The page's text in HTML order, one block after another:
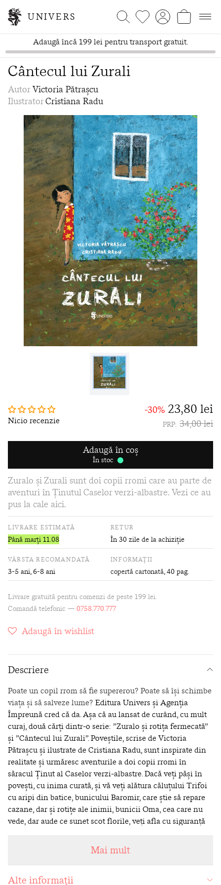
UNIVERS
Adaugă încă 199 lei pentru transport gratuit.
Cântecul lui Zurali
AutorVictoria Pătrașcu
IlustratorCristiana Radu
Nicio recenzie
-30% 23,80 lei
PRP: 34,00 lei
Adaugă în coș
În stoc
Zuralo și Zurali sunt doi copii rromi care au parte de
aventuri în Ținutul Caselor verzi-albastre. Vezi ce au
pus la cale aici.
LIVRARE ESTIMATĂ
Până marți 11.08
RETUR
În 30 zile de la achiziție
VÂRSTA RECOMANDATĂ
3-5 ani, 6-8 ani
INFORMAȚII
copertă cartonată, 40 pag.
Livrare gratuită pentru comenzi de peste 199 lei.
Comandă telefonic — 0758.770.777
Adaugă în wishlist
Descriere
Poate un copil rrom să fie supererou? Poate să își schimbe
viața și să salveze lume? Editura Univers și Agenția
Împreună cred că da. Așa că au lansat de curând, cu mult
curaj, două cărți dintr-o serie: ”Zuralo și rotița fermecată”
și ”Cântecul lui Zurali”. Poveștile, scrise de Victoria
Pătrașcu și ilustrate de Cristiana Radu, sunt inspirate din
realitate și urmăresc aventurile a doi copii rromi în
săracul Ținut al Caselor verzi-albastre. Dacă veți păși în
povești, cu inima curată, și vă veți alătura căluțului Trifoi
cu aripi din batice, bunicului Baromir, care știe să repare
cazane, dar și rotițe ale inimii, bunicii Oma, cea care nu
vede, dar aude ce sunet scot florile, veți afla cu siguranță
va întâmpla o minune, veți înțelege că poveștile sunt
despre noi toți și că putem fi eroi în propria poveste,
indiferent de circumstanțele particulare ale nașterii
noastre. Dacă veți cumpăra această carte, parte din bani se
Mai mult
Alte informații